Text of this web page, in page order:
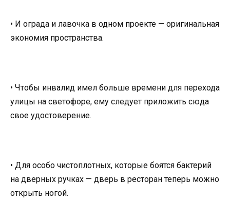
• И ограда и лавочка в одном проекте — оригинальная
экономия пространства.
• Чтобы инвалид имел больше времени для перехода
улицы на светофоре, ему следует приложить сюда
свое удостоверение.
• Для особо чистоплотных, которые боятся бактерий
на дверных ручках — дверь в ресторан теперь можно
открыть ногой.